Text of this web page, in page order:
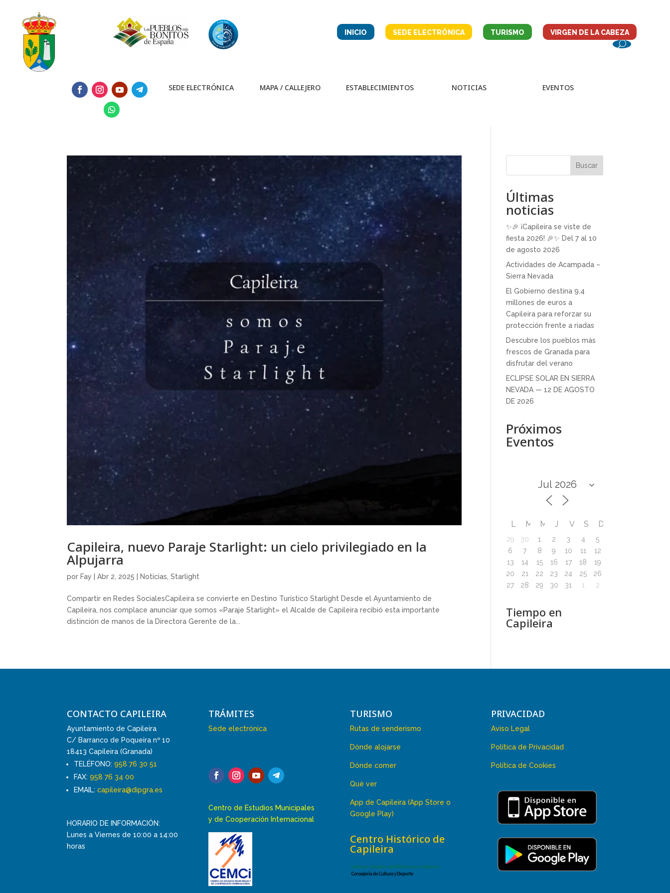
INICIO SEDE ELECTRÓNICA TURISMO VIRGEN DE LA CABEZA
SEDE ELECTRÓNICA MAPA / CALLEJERO ESTABLECIMIENTOS NOTICIAS EVENTOS
Capileira, nuevo Paraje Starlight: un cielo privilegiado en la
Alpujarra
por Fay |Abr 2, 2025 Noticias ,Starlight
Compartir en Redes SocialesCapileira se convierte en Destino Turístico Starlight Desde el Ayuntamiento de
Capileira, nos complace anunciar que somos «Paraje Starlight» el Alcalde de Capileira recibió esta importante
distinción de manos de la Directora Gerente de la...
Buscar
Últimas
noticias
✨🎉 ¡Capileira se viste de
fiesta 2026! 🎉✨ Del 7 al 10
de agosto 2026
Actividades de Acampada –
Sierra Nevada
El Gobierno destina 9,4
millones de euros a
Capileira para reforzar su
protección frente a riadas
Descubre los pueblos más
frescos de Granada para
disfrutar del verano
ECLIPSE SOLAR EN SIERRA
NEVADA — 12 DE AGOSTO
DE 2026
Próximos
Eventos
L M M J V S D
29 30 1 2 3 4
5
6
7 8 9 10 11
12
13
14 15 16 17 18
19
20
21 22 23 24 25
26
27
28 29 30 31 1 2
Tiempo en
Capileira
CONTACTO CAPILEIRA
Ayuntamiento de Capileira
C/ Barranco de Poqueira nº 10
18413 Capileira (Granada)
TELÉFONO:958 76 30 51
FAX:958 76 34 00
EMAIL:capileira@dipgra.es
HORARIO DE INFORMACIÓN:
Lunes a Viernes de 10:00 a 14:00
horas
TRÁMITES
Sede electrónica
Centro de Estudios Municipales
y de Cooperación Internacional
TURISMO
Rutas de senderismo
Dónde alojarse
Dónde comer
Qué ver
App de Capileira (App Store o
Google Play)
Centro Histórico de
Capileira
PRIVACIDAD
Aviso Legal
Política de Privacidad
Política de Cookies